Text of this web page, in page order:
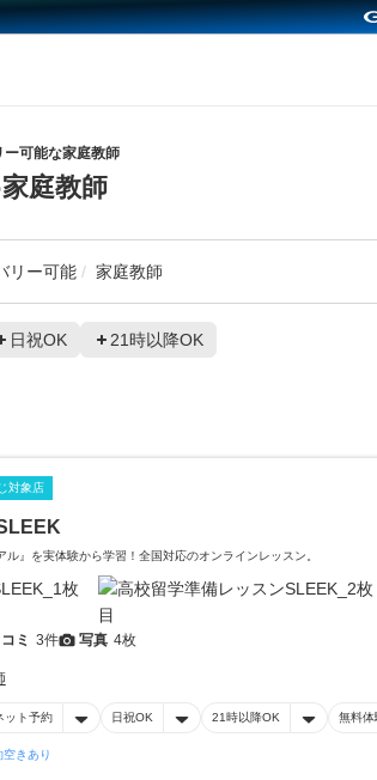
可能な家庭教師
庭教師
リー可能 家庭教師
日祝OK 21時以降OK
対象店
』を実体験から学習！全国対応のオンラインレッスン。
ミ 3件 写真 4枚
ット予約 日祝OK 21時以降OK 無料体
空きあり